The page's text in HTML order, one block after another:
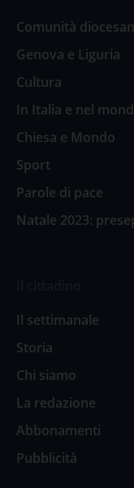
Comunità
Genova e Liguria
Cultura
In Italia e nel
Chiesa e Mondo
Sport
Parole di pace
Natale 2023:
Il settimanale
Storia
Chi siamo
La redazione
Abbonamenti
Pubblicità